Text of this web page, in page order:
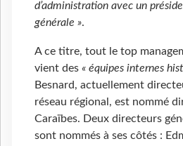
d’administration avec un
générale ».
A ce titre, tout le top
vient des « équipes internes
Besnard, actuellement
réseau régional, est nommé
Caraïbes. Deux directeurs
sont nommés à ses côtés :